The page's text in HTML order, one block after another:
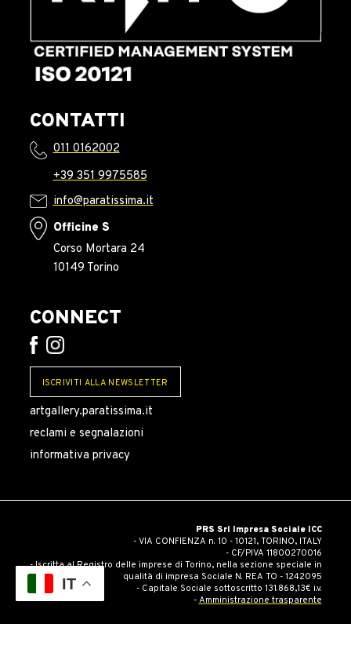
CONTATTI
011 0162002
+39 351 9975585
info@paratissima.it
Officine S
Corso Mortara 24
10149 Torino
CONNECT
ISCRIVITI ALLA NEWSLETTER
artgallery.paratissima.it
reclami e segnalazioni
informativa privacy
PRS Srl Impresa Sociale ICC
- VIA CONFIENZA n. 10 - 10121, TORINO, ITALY
- CF/PIVA 11800270016
- Iscritta al Registro delle imprese di Torino, nella sezione speciale in
qualità di impresa Sociale N. REA TO - 1242095
- Capitale Sociale sottoscritto 131.868,13€ i.v.
- Amministrazione trasparente
IT